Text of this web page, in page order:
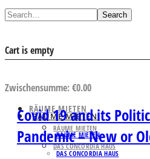
Search
Cart is empty
Zwischensumme:€0.00
RÄUME MIETEN
RÄUME MIETEN
DAS CONCORDIA HAUS
RÄUME MIETEN
RÄUME MIETEN
DAS CONCORDIA HAUS
Covid 19 and its
Pandemic – New or